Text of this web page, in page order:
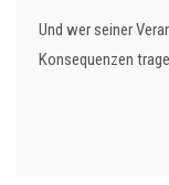
Und wer seiner
Konsequenzen